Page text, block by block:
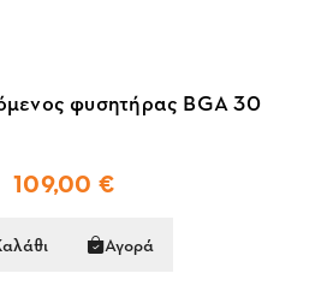
φυσητήρας BGA 30
109,00 €
Αγορά